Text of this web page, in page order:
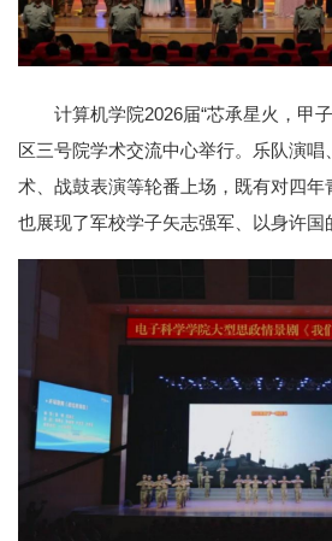
计算机学院2026届“芯承星火，甲
区三号院学术交流中心举行。乐队演唱
术、战鼓表演等轮番上场，既有对四年
也展现了军校学子矢志强军、以身许国